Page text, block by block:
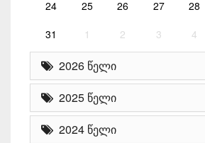
24 25 26 27 28
31 1 2 3 4
2026 წელი
2025 წელი
2024 წელი